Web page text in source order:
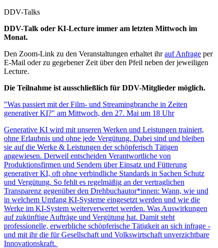
DDV-Talks
DDV-Talk oder KI-Lecture immer am letzten Mittwoch im
Monat.
Den Zoom-Link zu den Veranstaltungen erhaltet ihrauf Anfrage per
E-Mail oder zu gegebener Zeit über den Pfeil neben der jeweiligen
Lecture.
Die Teilnahme ist ausschließlich für DDV-Mitglieder möglich.
"Was passiert mit der Film- und Streamingbranche in Zeiten
generativer KI?" am Mittwoch, den 27. Mai um 18 Uhr
Generative KI wird mit unseren Werken und Leistungen trainiert,
ohne Erlaubnis und ohne jede Vergütung. Dabei sind und bleiben
sie auf die Werke & Leistungen der schöpferisch Tätigen
angewiesen. Derweil entscheiden Verantwortliche von
Produktionsfirmen und Sendern über Einsatz und Fütterung
generativer KI, oft ohne verbindliche Standards in Sachen Schutz
und Vergütung. So fehlt es regelmäßig an der vertraglichen
Transparenz gegenüber den Drehbuchautor*innen: Wann, wie und
in welchem Umfang KI-Systeme eingesetzt werden und wie die
Werke im KI-System weiterverwertet werden. Was Auswirkungen
auf zukünftige Aufträge und Vergütung hat. Damit steht
professionelle, erwerbliche schöpferische Tätigkeit an sich infrage -
und mit ihr die für Gesellschaft und Volkswirtschaft unverzichtbare
Innovationskraft.